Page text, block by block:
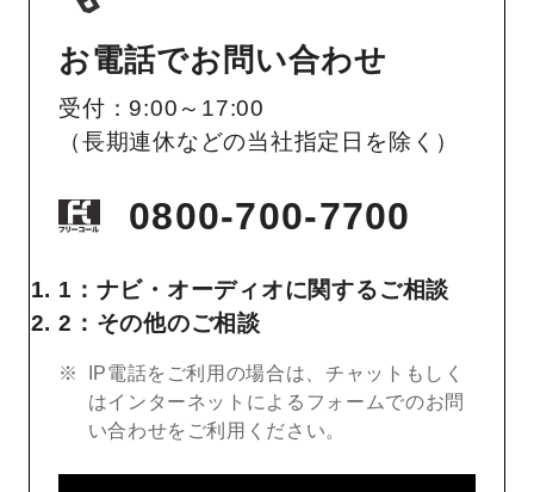
お電話でお問い合わせ
受付：9:00～17:00
（長期連休などの当社指定日を除く）
0800-700-7700
1：ナビ・オーディオに関するご相談
2：その他のご相談
IP電話をご利用の場合は、チャットもしく
はインターネットによるフォームでのお問
い合わせをご利用ください。